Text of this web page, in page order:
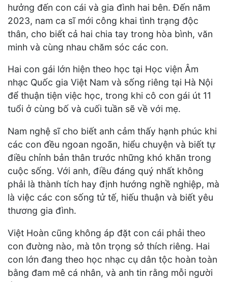
hưởng đến con cái và gia đình hai bên. Đến năm
2023, nam ca sĩ mới công khai tình trạng độc
thân, cho biết cả hai chia tay trong hòa bình, văn
minh và cùng nhau chăm sóc các con.
Hai con gái lớn hiện theo học tại Học viện Âm
nhạc Quốc gia Việt Nam và sống riêng tại Hà Nội
để thuận tiện việc học, trong khi cô con gái út 11
tuổi ở cùng bố và cuối tuần sẽ về với mẹ.
Nam nghệ sĩ cho biết anh cảm thấy hạnh phúc khi
các con đều ngoan ngoãn, hiểu chuyện và biết tự
điều chỉnh bản thân trước những khó khăn trong
cuộc sống. Với anh, điều đáng quý nhất không
phải là thành tích hay định hướng nghề nghiệp, mà
là việc các con sống tử tế, hiếu thuận và biết yêu
thương gia đình.
Việt Hoàn cũng không áp đặt con cái phải theo
con đường nào, mà tôn trọng sở thích riêng. Hai
con lớn đang theo học nhạc cụ dân tộc hoàn toàn
bằng đam mê cá nhân, và anh tin rằng mỗi người